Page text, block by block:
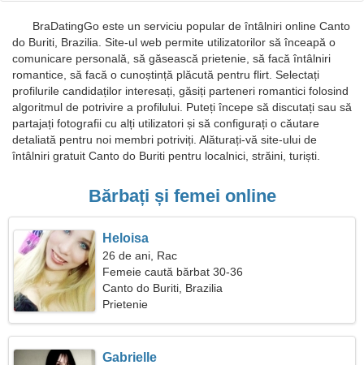
BraDatingGo este un serviciu popular de întâlniri online Canto
do Buriti, Brazilia. Site-ul web permite utilizatorilor să înceapă o
comunicare personală, să găsească prietenie, să facă întâlniri
romantice, să facă o cunoștință plăcută pentru flirt. Selectați
profilurile candidaților interesați, găsiți parteneri romantici folosind
algoritmul de potrivire a profilului. Puteți începe să discutați sau să
partajați fotografii cu alți utilizatori și să configurați o căutare
detaliată pentru noi membri potriviți. Alăturați-vă site-ului de
întâlniri gratuit Canto do Buriti pentru localnici, străini, turiști.
Bărbați și femei online
Heloisa
26 de ani, Rac
Femeie caută bărbat 30-36
Canto do Buriti, Brazilia
Prietenie
Gabrielle